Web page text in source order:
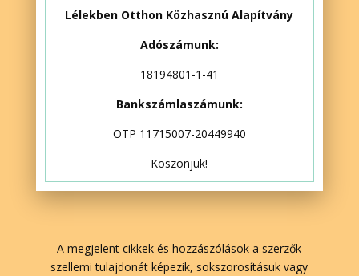
Lélekben Otthon Közhasznú Alapítvány
Adószámunk:
18194801-1-41
Bankszámlaszámunk:
OTP 11715007-20449940
Köszönjük!
A megjelent cikkek és hozzászólások a szerzők
szellemi tulajdonát képezik, sokszorosításuk vagy